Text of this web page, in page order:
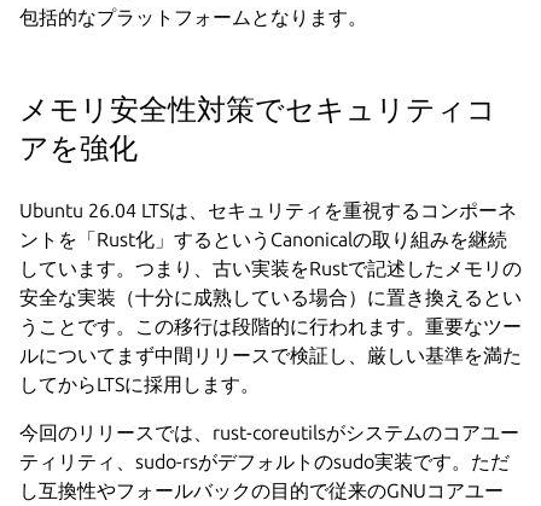
包括的なプラットフォームとなります。
メモリ安全性対策でセキュリティコ
アを強化
Ubuntu 26.04 LTSは、セキュリティを重視するコンポーネ
ントを「Rust化」するというCanonicalの取り組みを継続
しています。つまり、古い実装をRustで記述したメモリの
安全な実装（十分に成熟している場合）に置き換えるとい
うことです。この移行は段階的に行われます。重要なツー
ルについてまず中間リリースで検証し、厳しい基準を満た
してからLTSに採用します。
今回のリリースでは、rust-coreutilsがシステムのコアユー
ティリティ、sudo-rsがデフォルトのsudo実装です。ただ
し互換性やフォールバックの目的で従来のGNUコアユー